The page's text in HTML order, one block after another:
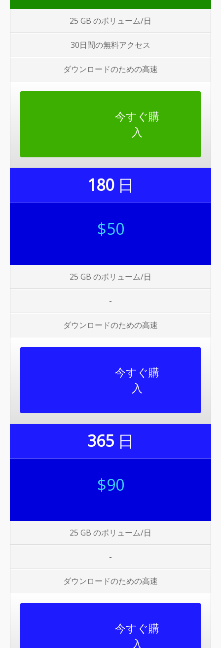
25 GB のボリューム/日
30日間の無料アクセス
ダウンロードのための高速
今すぐ購
入
180 日
$50
25 GB のボリューム/日
-
ダウンロードのための高速
今すぐ購
入
365 日
$90
25 GB のボリューム/日
-
ダウンロードのための高速
今すぐ購
入